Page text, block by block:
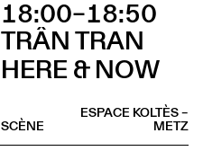
18:00–18:50
TRÂN TRAN
HERE & NOW
ESPACE KOLTÈS –
METZ
SCÈNE